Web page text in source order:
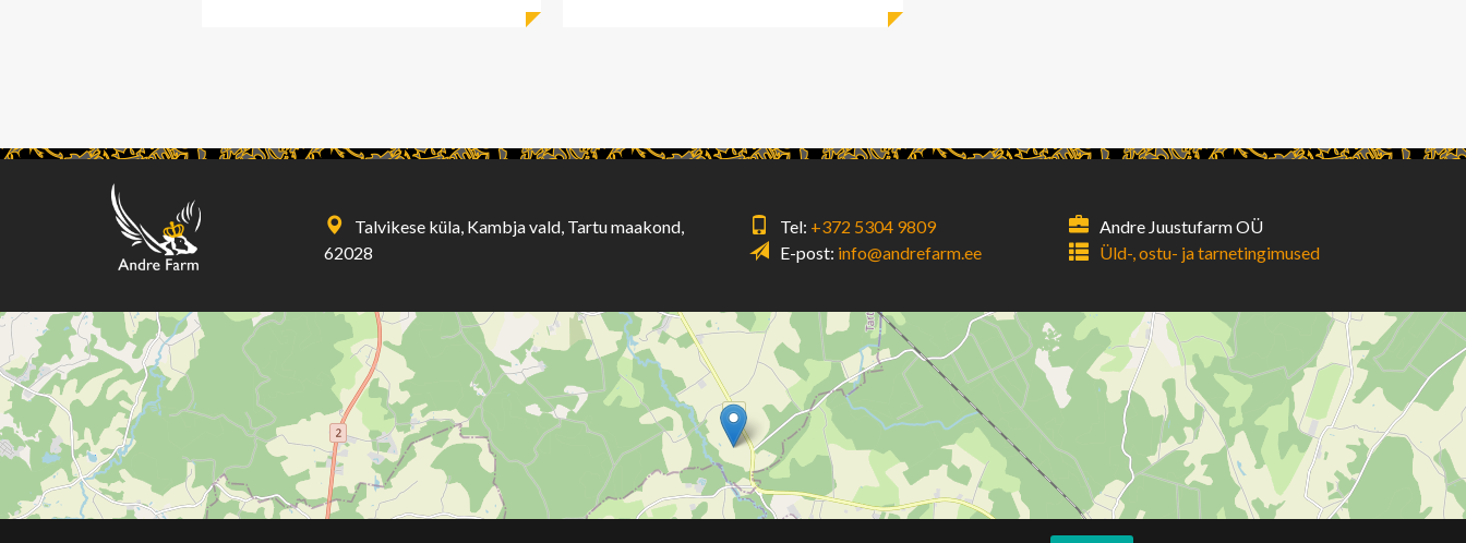
Talvikese küla, Kambja vald, Tartu maakond,
62028
Tel: +372 5304 9809
E-post: info@andrefarm.ee
Andre Juustufarm OÜ
Üld-, ostu- ja tarnetingimused